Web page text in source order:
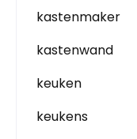
kastenmaker
kastenwand
keuken
keukens